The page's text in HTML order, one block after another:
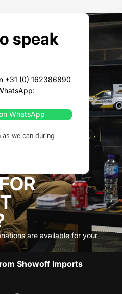
speak
+31 (0) 162386890
WhatsApp
as we can during
are available for your
Showoff Imports